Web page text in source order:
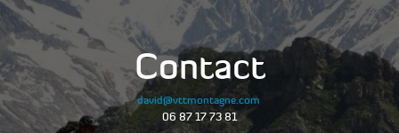
Contact
david@vttmontagne.com
06 87 17 73 81